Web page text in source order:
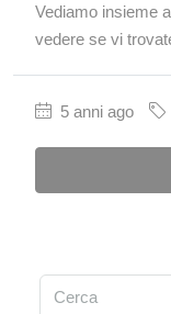
Vediamo insieme
vedere se vi
5 anni ago